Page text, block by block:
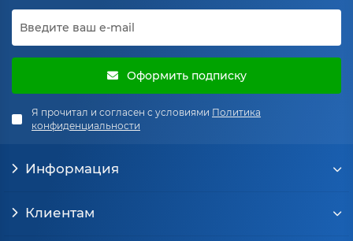
Оформить подписку
Я прочитал и согласен с условиями Политика
конфиденциальности
Информация
Клиентам